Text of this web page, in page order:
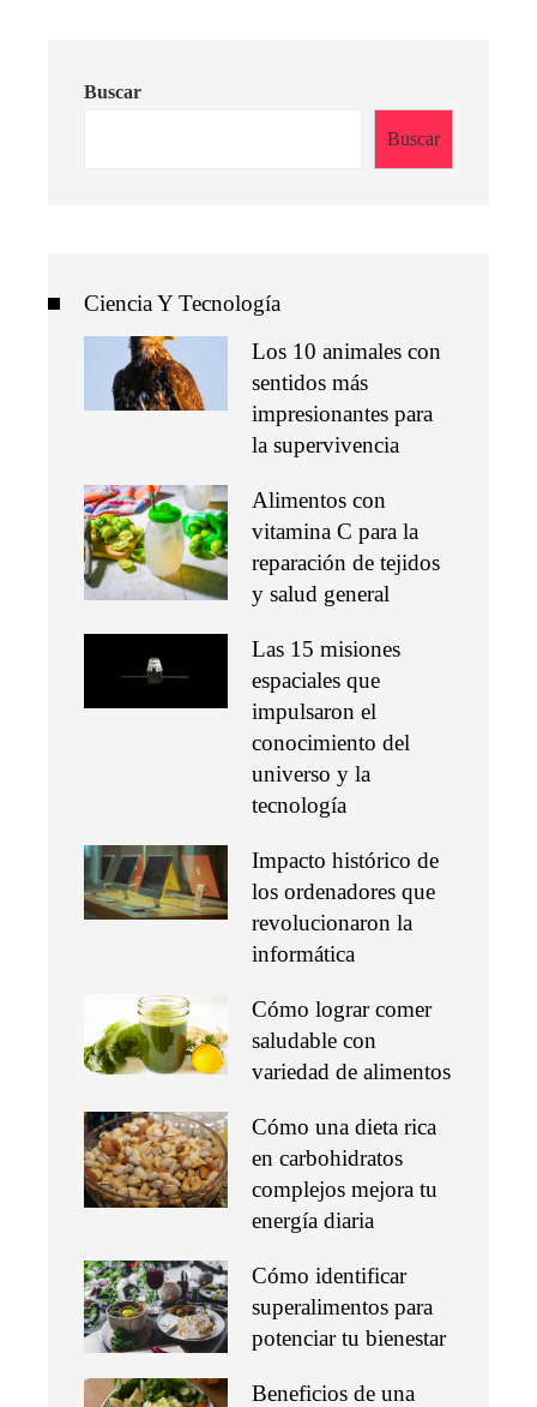
Buscar
Buscar
Ciencia Y Tecnología
Los 10 animales con
sentidos más
impresionantes para
la supervivencia
Alimentos con
vitamina C para la
reparación de tejidos
y salud general
Las 15 misiones
espaciales que
impulsaron el
conocimiento del
universo y la
tecnología
Impacto histórico de
los ordenadores que
revolucionaron la
informática
Cómo lograr comer
saludable con
variedad de alimentos
Cómo una dieta rica
en carbohidratos
complejos mejora tu
energía diaria
Cómo identificar
superalimentos para
potenciar tu bienestar
Beneficios de una